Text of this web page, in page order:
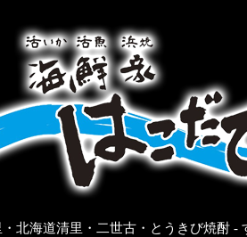
北海道清里・二世古・とうきび焼酎